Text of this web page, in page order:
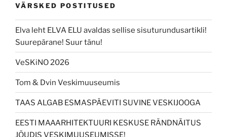
VÄRSKED POSTITUSED
Elva leht ELVA ELU avaldas sellise sisuturundusartikli!
Suurepärane! Suur tänu!
VeSKiNO 2026
Tom & Dvin Veskimuuseumis
TAAS ALGAB ESMASPÄEVITI SUVINE VESKIJOOGA
EESTI MAAARHITEKTUURI KESKUSE RÄNDNÄITUS
JÕUDIS VESKIMUUSEUMISSE!